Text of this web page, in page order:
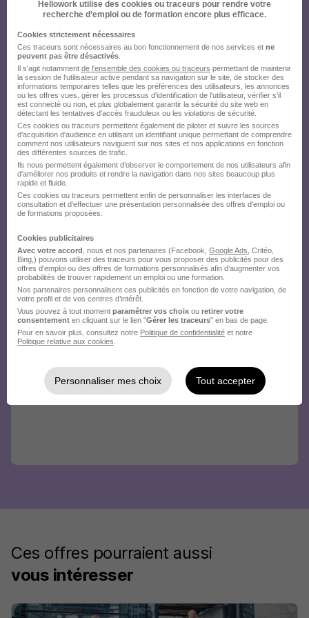
Ces offres pourraient aussi
vous intéresser
Hellowork utilise des cookies ou traceurs pour rendre votre
recherche d’emploi ou de formation encore plus efficace.
Cookies strictement nécessaires
Ces traceurs sont nécessaires au bon fonctionnement de nos services et ne
peuvent pas être désactivés
Il s'agit notamment de l'ensemble des cookies ou traceurs permettant de maintenir
la session de l'utilisateur active pendant sa navigation sur le site, de stocker des
informations temporaires telles que les préférences des utilisateurs, les annonces
ou les offres vues, gérer les processus d'identification de l'utilisateur, vérifier s'il
est connecté ou non, et plus globalement garantir la sécurité du site web en
détectant les tentatives d'accès frauduleux ou les violations de sécurité.
Ces cookies ou traceurs permettent également de piloter et suivre les sources
d'acquisition d'audience en utilisant un identifiant unique permettant de comprendre
comment nos utilisateurs naviguent sur nos sites et nos applications en fonction
des différentes sources de trafic.
Ils nous permettent également d’observer le comportement de nos utilisateurs afin
d'améliorer nos produits et rendre la navigation dans nos sites beaucoup plus
rapide et fluide.
Ces cookies ou traceurs permettent enfin de personnaliser les interfaces de
consultation et d'effectuer une présentation personnalisée des offres d'emploi ou
de formations proposées.
Cookies publicitaires
Avec votre accord , nous et nos partenaires (Facebook, Google Ads , Critéo,
Bing,) pouvons utiliser des traceurs pour vous proposer des publicités pour des
offres d’emploi ou des offres de formations personnalisés afin d’augmenter vos
probabilités de trouver rapidement un emploi ou une formation.
Nos partenaires personnalisent ces publicités en fonction de votre navigation, de
votre profil et de vos centres d’intérêt.
Vous pouvez à tout moment paramétrer vos choix ou retirer votre
consentement en cliquant sur le lien "Gérer les traceurs" en bas de page.
Pour en savoir plus, consultez notre Politique de confidentialité et notre
Politique relative aux cookies
Personnaliser mes choix Tout accepter